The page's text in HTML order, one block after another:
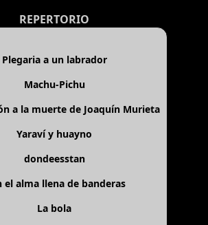
REPERTORIO
Plegaria a un labrador
Machu-Pichu
a la muerte de Joaquín Murieta
Yaraví y huayno
dondeesstan
el alma llena de banderas
La bola